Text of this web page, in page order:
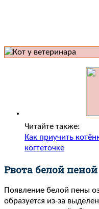
Читайте также:
Как приучить
когтеточке
Рвота белой пеной
Появление белой пены
образуется из-за